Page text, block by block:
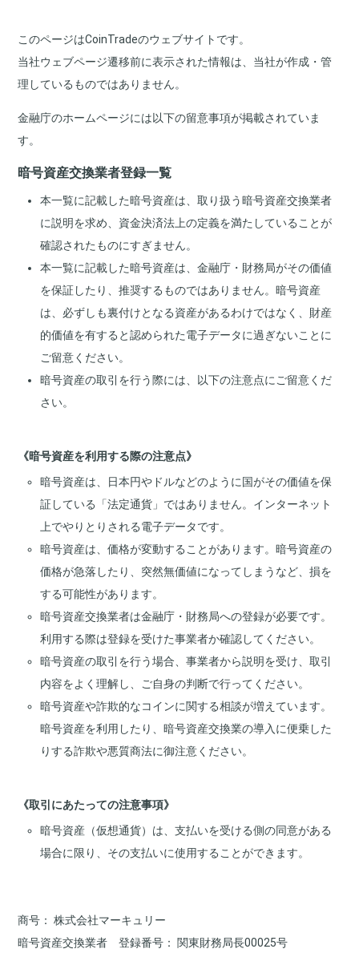
このページはCoinTradeのウェブサイトです。
当社ウェブページ遷移前に表示された情報は、当社が作成・管
理しているものではありません。
金融庁のホームページには以下の留意事項が掲載されていま
す。
暗号資産交換業者登録一覧
本一覧に記載した暗号資産は、取り扱う暗号資産交換業者
に説明を求め、資金決済法上の定義を満たしていることが
確認されたものにすぎません。
本一覧に記載した暗号資産は、金融庁・財務局がその価値
を保証したり、推奨するものではありません。暗号資産
は、必ずしも裏付けとなる資産があるわけではなく、財産
的価値を有すると認められた電子データに過ぎないことに
ご留意ください。
暗号資産の取引を行う際には、以下の注意点にご留意くだ
さい。
《暗号資産を利用する際の注意点》
暗号資産は、日本円やドルなどのように国がその価値を保
証している「法定通貨」ではありません。インターネット
上でやりとりされる電子データです。
暗号資産は、価格が変動することがあります。暗号資産の
価格が急落したり、突然無価値になってしまうなど、損を
する可能性があります。
暗号資産交換業者は金融庁・財務局への登録が必要です。
利用する際は登録を受けた事業者か確認してください。
暗号資産の取引を行う場合、事業者から説明を受け、取引
内容をよく理解し、ご自身の判断で行ってください。
暗号資産や詐欺的なコインに関する相談が増えています。
暗号資産を利用したり、暗号資産交換業の導入に便乗した
りする詐欺や悪質商法に御注意ください。
《取引にあたっての注意事項》
暗号資産（仮想通貨）は、支払いを受ける側の同意がある
場合に限り、その支払いに使用することができます。
商号
株式会社マーキュリー
暗号資産交換業者 登録番号
関東財務局長00025号